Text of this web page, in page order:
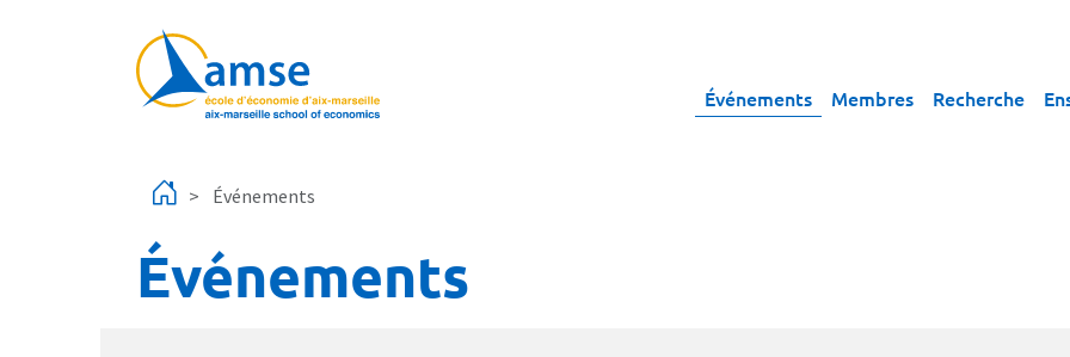
Événements Membres Recherche
Événements
Événements